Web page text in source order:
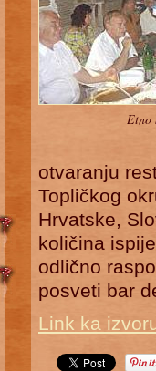
Etno
otvaranju
Topličkog
Hrvatske,
količina
odlično
posveti bar
Link ka